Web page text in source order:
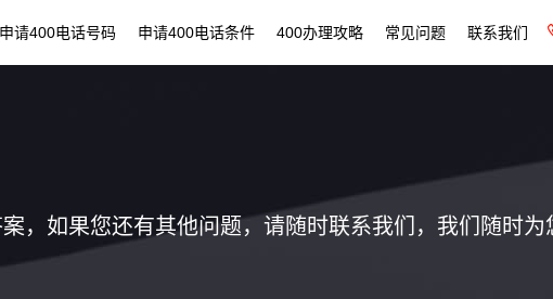
申请400电话号码 申请400电话条件 400办理攻略 常见问题 联系我们
，如果您还有其他问题，请随时联系我们，我们随时为